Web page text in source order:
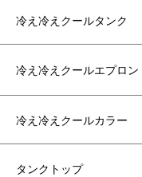
冷え冷えクールタンク
冷え冷えクールエプロン
冷え冷えクールカラー
タンクトップ